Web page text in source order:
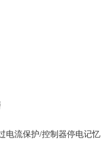
、过电流保护/控制器停电记忆